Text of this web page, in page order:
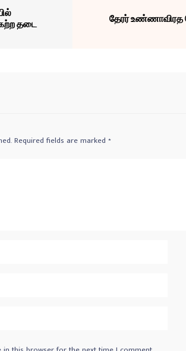
தடை
தேரர் உண்ணாவிரத
Required fields are marked *